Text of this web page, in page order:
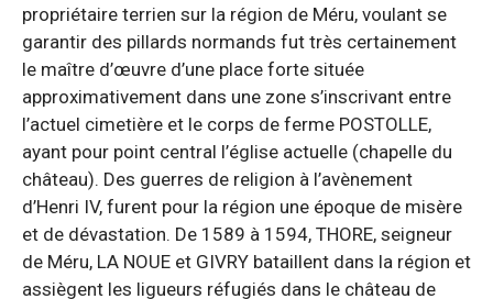
propriétaire terrien sur la région de Méru, voulant se
garantir des pillards normands fut très certainement
le maître d’œuvre d’une place forte située
approximativement dans une zone s’inscrivant entre
l’actuel cimetière et le corps de ferme POSTOLLE,
ayant pour point central l’église actuelle (chapelle du
château). Des guerres de religion à l’avènement
d’Henri IV, furent pour la région une époque de misère
et de dévastation. De 1589 à 1594, THORE, seigneur
de Méru, LA NOUE et GIVRY bataillent dans la région et
assiègent les ligueurs réfugiés dans le château de